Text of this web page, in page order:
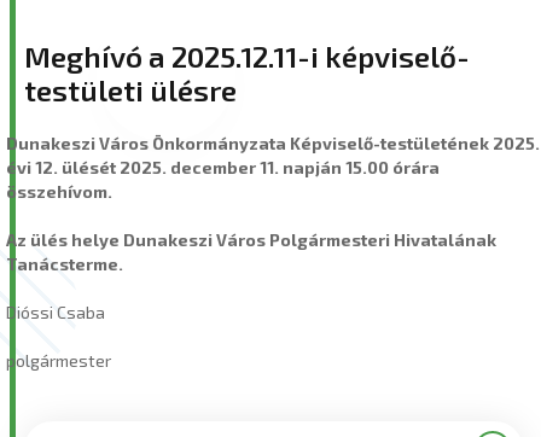
Meghívó a 2025.12.11-i képviselő-
testületi ülésre
Dunakeszi Város Önkormányzata Képviselő-testületének 2025.
évi 12. ülését 2025. december 11. napján 15.00 órára
összehívom.
Az ülés helye Dunakeszi Város Polgármesteri Hivatalának
Tanácsterme.
Dióssi Csaba
polgármester